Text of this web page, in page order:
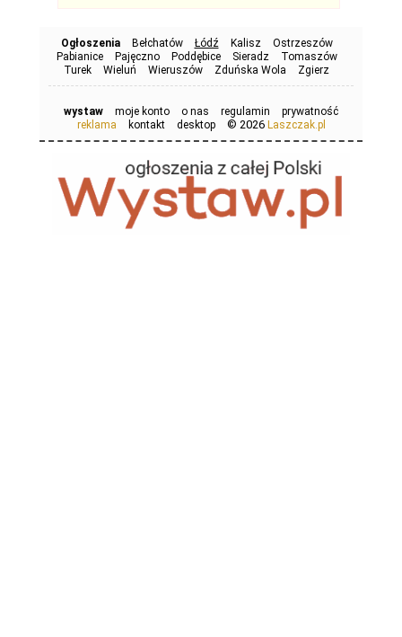
Ogłoszenia Bełchatów Łódź Kalisz
Ostrzeszów
Pabianice
Pajęczno Poddębice Sieradz
Tomaszów
Turek
Wieluń Wieruszów Zduńska Wola Zgierz
wystaw moje konto o nas regulamin
prywatność
reklama
kontakt desktop © 2026 Laszczak.pl